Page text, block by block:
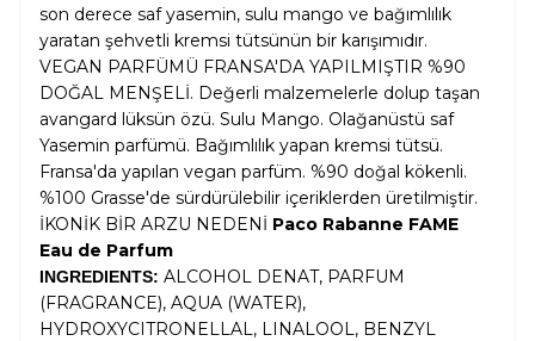
son derece saf yasemin, sulu mango ve bağımlılık
yaratan şehvetli kremsi tütsünün bir karışımıdır.
VEGAN PARFÜMÜ FRANSA'DA YAPILMIŞTIR %90
DOĞAL MENŞELİ. Değerli malzemelerle dolup taşan
avangard lüksün özü. Sulu Mango. Olağanüstü saf
Yasemin parfümü. Bağımlılık yapan kremsi tütsü.
Fransa'da yapılan vegan parfüm. %90 doğal kökenli.
%100 Grasse'de sürdürülebilir içeriklerden üretilmiştir.
İKONİK BİR ARZU NEDENİ Paco Rabanne FAME
Eau de Parfum
INGREDIENTS: ALCOHOL DENAT, PARFUM
(FRAGRANCE), AQUA (WATER),
HYDROXYCITRONELLAL, LINALOOL, BENZYL